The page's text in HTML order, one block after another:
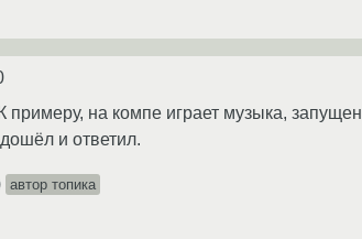
на компе играет музыка,
и ответил.
автор топика